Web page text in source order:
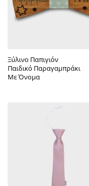
Ξύλινο Παπιγιόν
Παιδικό Παραγαμπράκι
Με Όνομα